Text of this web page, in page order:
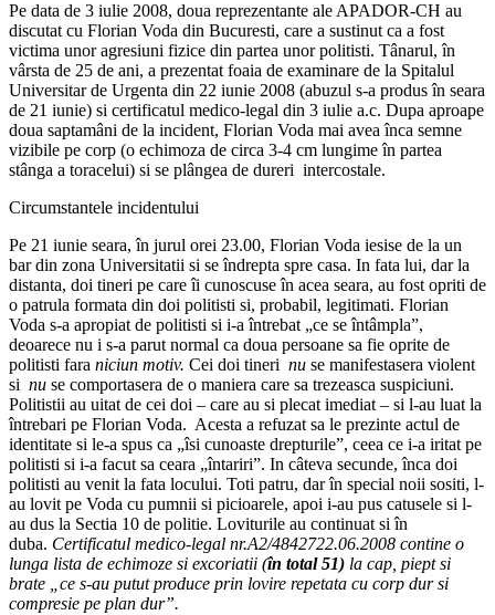
Pe data de 3 iulie 2008, doua reprezentante ale APADOR-CH au
discutat cu Florian Voda din Bucuresti, care a sustinut ca a fost
victima unor agresiuni fizice din partea unor politisti. Tânarul, în
vârsta de 25 de ani, a prezentat foaia de examinare de la Spitalul
Universitar de Urgenta din 22 iunie 2008 (abuzul s-a produs în seara
de 21 iunie) si certificatul medico-legal din 3 iulie a.c. Dupa aproape
doua saptamâni de la incident, Florian Voda mai avea înca semne
vizibile pe corp (o echimoza de circa 3-4 cm lungime în partea
stânga a toracelui) si se plângea de dureri intercostale.
Circumstantele incidentului
Pe 21 iunie seara, în jurul orei 23.00, Florian Voda iesise de la un
bar din zona Universitatii si se îndrepta spre casa. In fata lui, dar la
distanta, doi tineri pe care îi cunoscuse în acea seara, au fost opriti de
o patrula formata din doi politisti si, probabil, legitimati. Florian
Voda s-a apropiat de politisti si i-a întrebat „ce se întâmpla”,
deoarece nu i s-a parut normal ca doua persoane sa fie oprite de
politisti fara niciun motiv. Cei doi tineri nu se manifestasera violent
si nu se comportasera de o maniera care sa trezeasca suspiciuni.
Politistii au uitat de cei doi – care au si plecat imediat – si l-au luat la
întrebari pe Florian Voda. Acesta a refuzat sa le prezinte actul de
identitate si le-a spus ca „îsi cunoaste drepturile”, ceea ce i-a iritat pe
politisti si i-a facut sa ceara „întariri”. In câteva secunde, înca doi
politisti au venit la fata locului. Toti patru, dar în special noii sositi, l-
au lovit pe Voda cu pumnii si picioarele, apoi i-au pus catusele si l-
au dus la Sectia 10 de politie. Loviturile au continuat si în
duba. Certificatul medico-legal nr.A2/4842722.06.2008 contine o
lunga lista de echimoze si excoriatii (în total 51) la cap, piept si
brate „ce s-au putut produce prin lovire repetata cu corp dur si
compresie pe plan dur”.